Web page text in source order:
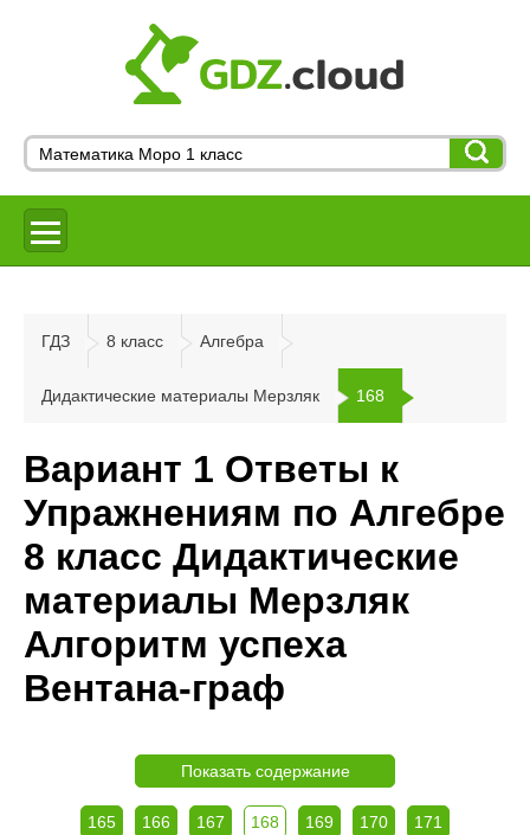
ГДЗ 8 класс Алгебра
Дидактические материалы Мерзляк 168
Вариант 1 Ответы к
Упражнениям по Алгебре
8 класс Дидактические
материалы Мерзляк
Алгоритм успеха
Вентана-граф
Показать содержание
165 166 167 168 169 170 171